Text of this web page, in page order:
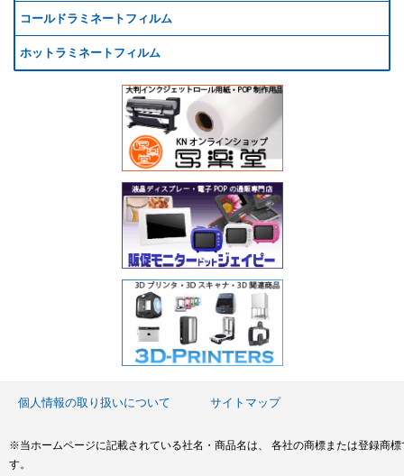
コールドラミネートフィルム
ホットラミネートフィルム
個人情報の取り扱いについて サイトマップ
※当ホームページに記載されている社名・商品名は、 各社の商標または登録商標
す。